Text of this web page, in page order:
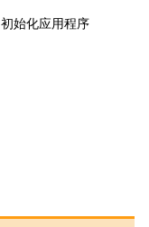
初始化应用程序